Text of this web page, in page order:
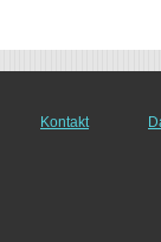
Kontakt